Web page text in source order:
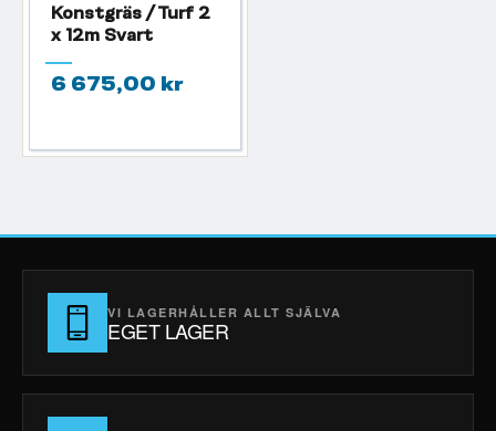
Konstgräs / Turf 2
x 12m Svart
6 675,00 kr
VI LAGERHÅLLER ALLT SJÄLVA
EGET LAGER